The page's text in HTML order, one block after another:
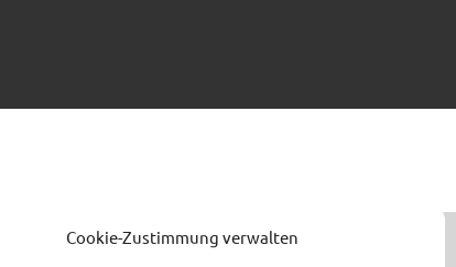
Cookie-Zustimmung verwalten